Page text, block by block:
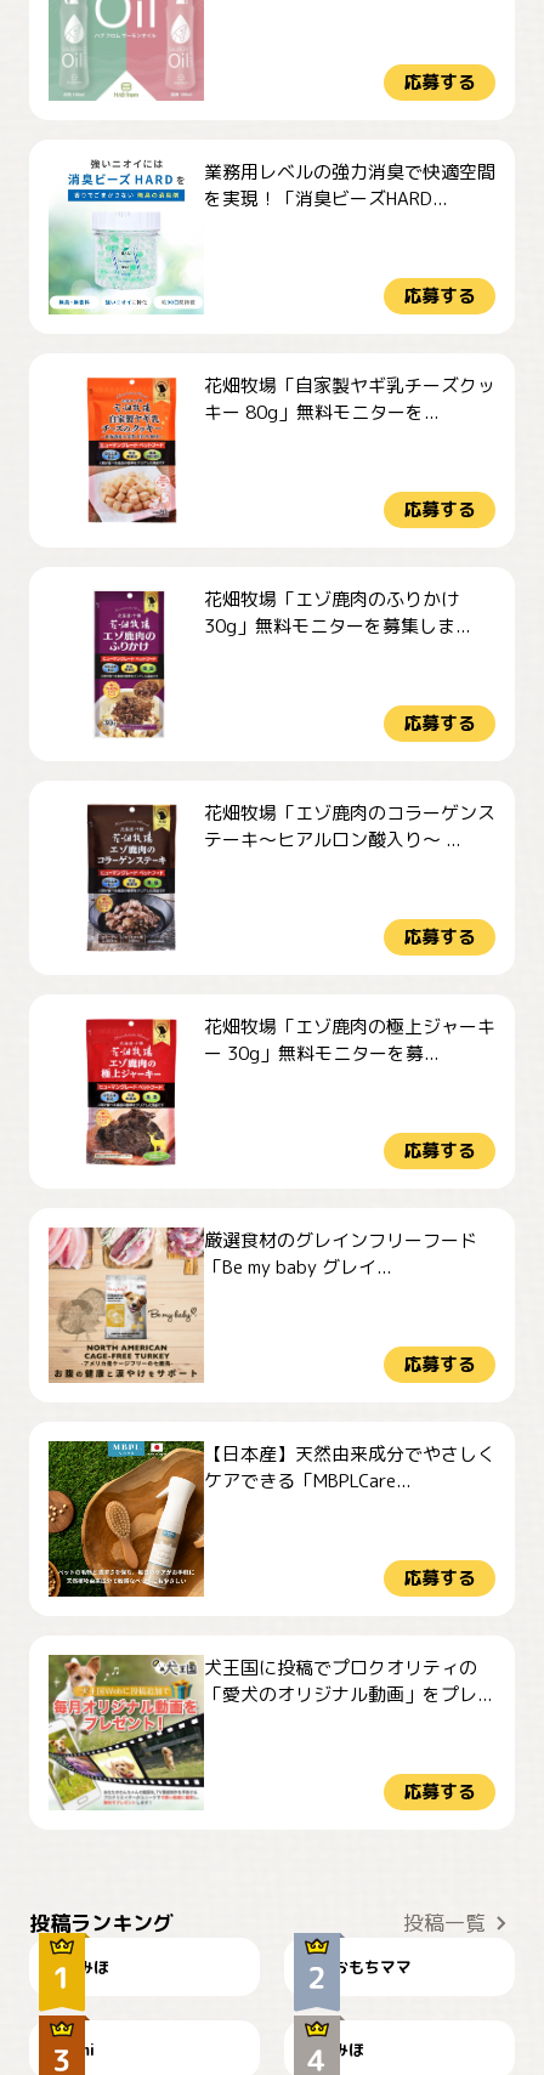
応募する
業務用レベルの強力消臭で快適空間
を実現！「消臭ビーズHARD...
応募する
花畑牧場「自家製ヤギ乳チーズクッ
キー 80g」無料モニターを...
応募する
花畑牧場「エゾ鹿肉のふりかけ
30g」無料モニターを募集しま...
応募する
花畑牧場「エゾ鹿肉のコラーゲンス
テーキ～ヒアルロン酸入り～ ...
応募する
花畑牧場「エゾ鹿肉の極上ジャーキ
ー 30g」無料モニターを募...
応募する
厳選食材のグレインフリーフード
「Be my baby グレイ...
応募する
【日本産】天然由来成分でやさしく
ケアできる「MBPLCare...
応募する
犬王国に投稿でプロクオリティの
「愛犬のオリジナル動画」をプレ...
応募する
投稿ランキング 投稿一覧
みほ おもちママ
可愛い？
mi
見てるぞぉ
みほ
🌻とむぎ！
ドーベルマンのお友達邸に
て